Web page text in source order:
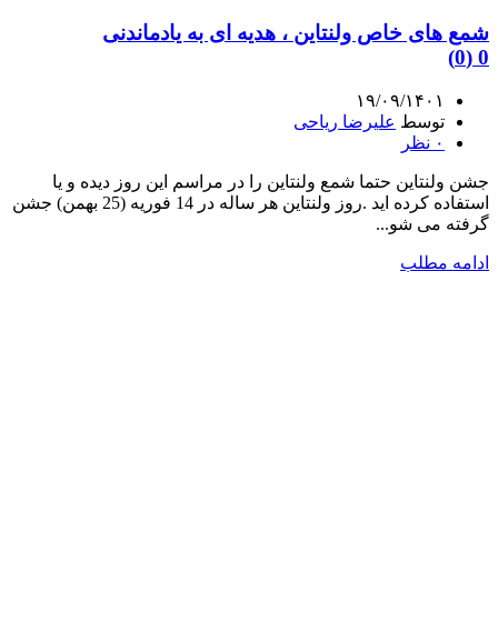
شمع های خاص ولنتاین ، هدیه ای به یادماندنی
0 (0)
۱۹/۰۹/۱۴۰۱
توسط علیرضا ریاحی
۰ نظر
جشن ولنتاین حتما شمع ولنتاین را در مراسم این روز دیده و یا
استفاده کرده اید .روز ولنتاین هر ساله در 14 فوریه (25 بهمن) جشن
گرفته می شو...
ادامه مطلب